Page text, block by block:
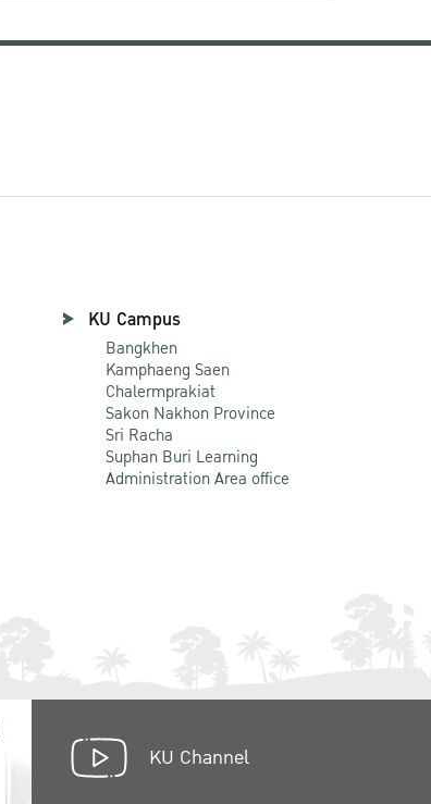
KU Campus
Bangkhen
Kamphaeng Saen
Chalermprakiat
Sakon Nakhon Province
Sri Racha
Suphan Buri Learning
Administration Area office
KU Channel